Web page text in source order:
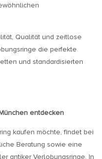
Qualität und zeitlose
die perfekte
und standardisierten
entdecken
kaufen möchte, findet bei
Beratung sowie eine
antiker Verlobungsringe. In